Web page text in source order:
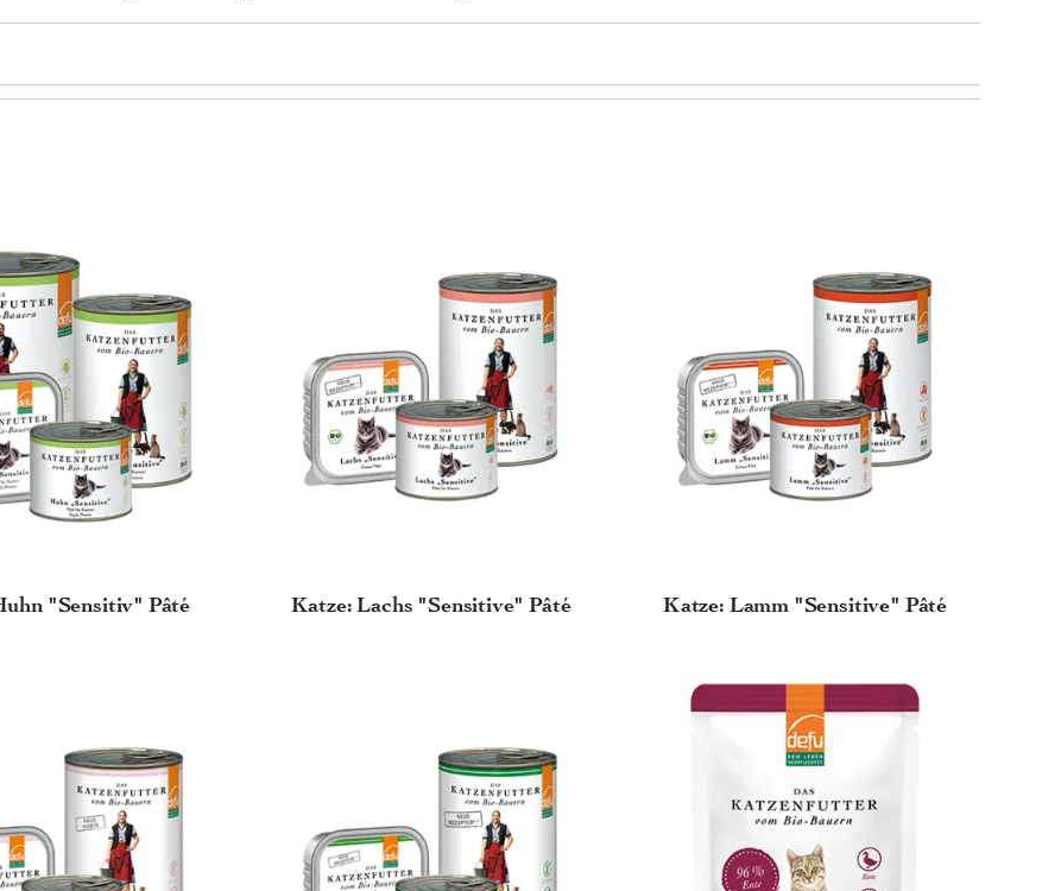
"Sensitiv" Pâté Katze: Lachs "Sensitive" Pâté Katze: Lamm "Sensitive" Pâté